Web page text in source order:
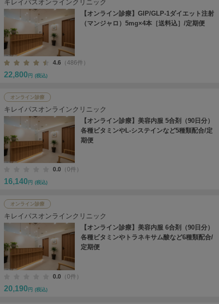
キレイパスオンラインクリニック
【オンライン診療】GIP/GLP-1ダイエット注射
（マンジャロ）5mg×4本［送料込］/定期便
4.6 （486件）
22,800 円 (税込)
オンライン診療
キレイパスオンラインクリニック
【オンライン診療】美容内服 5合剤（90日分）
各種ビタミンやL-システインなど5種類配合/定
期便
0.0 （0件）
16,140 円 (税込)
オンライン診療
キレイパスオンラインクリニック
【オンライン診療】美容内服 6合剤（90日分）
各種ビタミンやトラネキサム酸など6種類配合/
定期便
0.0 （0件）
20,190 円 (税込)